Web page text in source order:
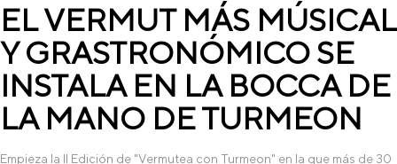
EL VERMUT MÁS MÚSICAL
Y GRASTRONÓMICO SE
INSTALA EN LA BOCCA DE
LA MANO DE TURMEON
Empieza la II Edición de "Vermutea con Turmeon" en la que más de 30